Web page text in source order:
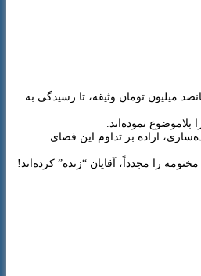
و هم‌اکنون با پانصد میلیون تومان وثیقه، تا رسیدگی به
اراده بر تداوم این فضای